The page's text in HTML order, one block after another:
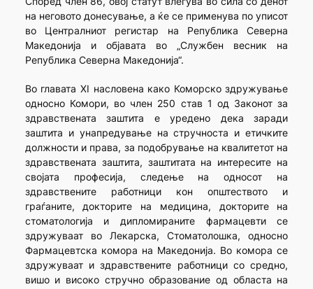
на неговото донесување, а ќе се применува по уписот
во Централниот регистар на Република Северна
Македонија и објавата во „Службен весник на
Република Северна Македонија“.
Во главата XI насловена како Коморско здружување
односно Комори, во член 250 став 1 од Законот за
здравствената заштита е уредено дека заради
заштита и унапредување на стручноста и етичките
должности и права, за подобрување на квалитетот на
здравствената заштита, заштитата на интересите на
својата професија, следење на односот на
здравствените работници кон општеството и
граѓаните, докторите на медицина, докторите на
стоматологија и дипломираните фармацевти се
здружуваат во Лекарска, Стоматолошка, односно
Фармацевтска комора на Македонија. Во комора се
здружуваат и здравствените работници со средно,
вишо и високо стручно образование од областа на